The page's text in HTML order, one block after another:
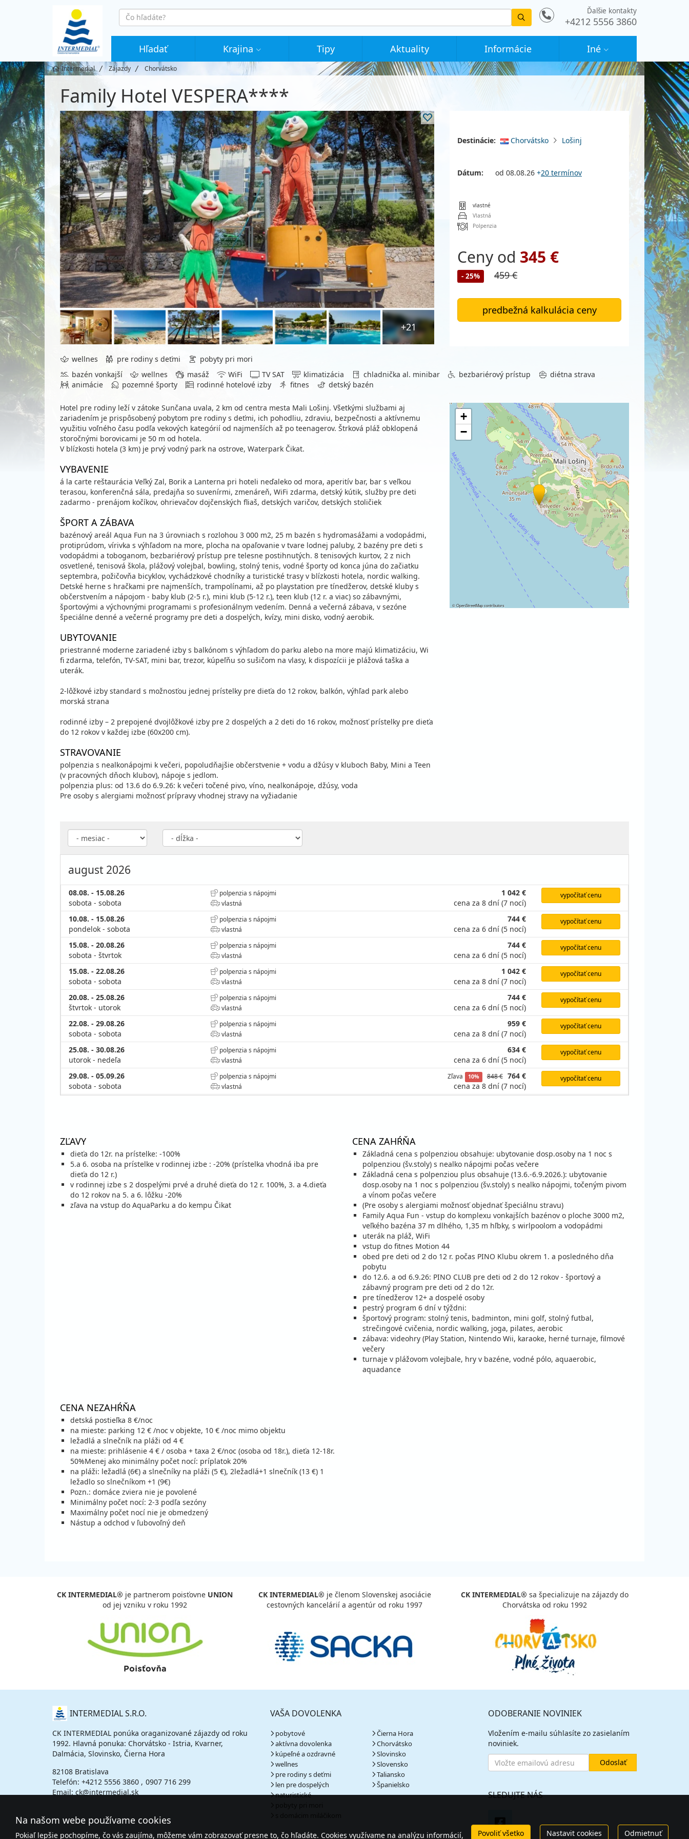
co
hledáte
Vyhledat
Ďalšie kontakty
+4212 5556 3860
Hľadať Krajina Tipy Aktuality Informácie Iné
Intermedial Zájazdy Chorvátsko
Family Hotel VESPERA****
Destinácie: Chorvátsko Lošinj
Dátum: od 08.08.26 +20 termínov
vlastné
Vlastná
Polpenzia
Ceny od 345 €
- 25% 459 €
predbežná kalkulácia ceny
+21
wellnes pre rodiny s deťmi
pobyty pri mori
bazén vonkajší
wellnes masáž WiFi TV SAT klimatizácia chladnička al. minibar bezbariérový prístup
diétna strava
animácie
pozemné športy rodinné hotelové izby fitnes detský bazén
Hotel pre rodiny leží v zátoke Sunčana uvala, 2 km od centra mesta Mali Lošinj. Všetkými službami aj
zariadením je prispôsobený pobytom pre rodiny s deťmi, ich pohodliu, zdraviu, bezpečnosti a aktívnemu
využitiu voľného času podľa vekových kategórií od najmenších až po teenagerov. Štrková pláž obklopená
storočnými borovicami je 50 m od hotela.
V blízkosti hotela (3 km) je prvý vodný park na ostrove, Waterpark Čikat.
VYBAVENIE
á la carte reštaurácia Veľký Zal, Borik a Lanterna pri hoteli neďaleko od mora, aperitív bar, bar s veľkou
terasou, konferenčná sála, predajňa so suvenírmi, zmenáreň, WiFi zdarma, detský kútik, služby pre deti
zadarmo - prenájom kočíkov, ohrievačov dojčenských fliaš, detských varičov, detských stoličiek
ŠPORT A ZÁBAVA
bazénový areál Aqua Fun na 3 úrovniach s rozlohou 3 000 m2, 25 m bazén s hydromasážami a vodopádmi,
protiprúdom, vírivka s výhľadom na more, plocha na opaľovanie v tvare lodnej paluby, 2 bazény pre deti s
vodopádmi a toboganom, bezbariérový prístup pre telesne postihnutých. 8 tenisových kurtov, 2 z nich
osvetlené, tenisová škola, plážový volejbal, bowling, stolný tenis, vodné športy od konca júna do začiatku
septembra, požičovňa bicyklov, vychádzkové chodníky a turistické trasy v blízkosti hotela, nordic walking.
Detské herne s hračkami pre najmenších, trampolínami, až po playstation pre tínedžerov, detské kluby s
občerstvením a nápojom - baby klub (2-5 r.), mini klub (5-12 r.), teen klub (12 r. a viac) so zábavnými,
športovými a výchovnými programami s profesionálnym vedením. Denná a večerná zábava, v sezóne
špeciálne denné a večerné programy pre deti a dospelých, kvízy, mini disko, vodný aerobik.
UBYTOVANIE
priestranné moderne zariadené izby s balkónom s výhľadom do parku alebo na more majú klimatizáciu, Wi
fi zdarma, telefón, TV-SAT, mini bar, trezor, kúpeľňu so sušičom na vlasy, k dispozícii je plážová taška a
uterák.
2-lôžkové izby standard s možnosťou jednej prístelky pre dieťa do 12 rokov, balkón, výhľad park alebo
morská strana
rodinné izby – 2 prepojené dvojlôžkové izby pre 2 dospelých a 2 deti do 16 rokov, možnosť prístelky pre dieťa
do 12 rokov v každej izbe (60x200 cm).
STRAVOVANIE
polpenzia s nealkonápojmi k večeri, popoludňajšie občerstvenie + vodu a džúsy v kluboch Baby, Mini a Teen
(v pracovných dňoch klubov), nápoje s jedlom.
polpenzia plus: od 13.6 do 6.9.26: k večeri točené pivo, víno, nealkonápoje, džúsy, voda
Pre osoby s alergiami možnosť prípravy vhodnej stravy na vyžiadanie
+
−
©OpenStreetMapcontributors
august 2026
08.08. - 15.08.26
sobota - sobota
polpenzia s nápojmi
vlastná
1 042 €
cena za 8 dní (7 nocí)
vypočítať cenu
10.08. - 15.08.26
pondelok - sobota
polpenzia s nápojmi
vlastná
744 €
cena za 6 dní (5 nocí)
vypočítať cenu
15.08. - 20.08.26
sobota - štvrtok
polpenzia s nápojmi
vlastná
744 €
cena za 6 dní (5 nocí)
vypočítať cenu
15.08. - 22.08.26
sobota - sobota
polpenzia s nápojmi
vlastná
1 042 €
cena za 8 dní (7 nocí)
vypočítať cenu
20.08. - 25.08.26
štvrtok - utorok
polpenzia s nápojmi
vlastná
744 €
cena za 6 dní (5 nocí)
vypočítať cenu
22.08. - 29.08.26
sobota - sobota
polpenzia s nápojmi
vlastná
959 €
cena za 8 dní (7 nocí)
vypočítať cenu
25.08. - 30.08.26
utorok - nedeľa
polpenzia s nápojmi
vlastná
634 €
cena za 6 dní (5 nocí)
vypočítať cenu
29.08. - 05.09.26
sobota - sobota
polpenzia s nápojmi
vlastná
Zľava 10% 848 € 764 €
cena za 8 dní (7 nocí)
vypočítať cenu
september 2026
04.09. - 09.09.26
piatok - streda
polpenzia s nápojmi
vlastná
Zľava 15% 547 € 465 €
cena za 6 dní (5 nocí)
vypočítať cenu
05.09. - 12.09.26
sobota - sobota
polpenzia s nápojmi
Zľava 15% 701 €
596 €
vypočítať cenu
09.09. - 14.09.26
Zľava 15%
391 €
cena za 6 dní (5 nocí)
vypočítať cenu
Zľava
cena za 6 dní (5 nocí)
Zľava 15% 459 €
cena za 6 dní (5 nocí)
Zľava 20% 643 € 515 €
cena za 8 dní (7 nocí)
vypočítať cenu
Zľava 25% 459 €
345 €
vypočítať cenu
utorok - nedeľa
október 2026
04.10. - 09.10.26
nedeľa - piatok
polpenzia s nápojmi
vlastná
ZĽAVY
dieťa do 12r. na prístelke: -100%
5.a 6. osoba na prístelke v rodinnej izbe : -20% (prístelka vhodná iba pre
dieťa do 12 r.)
v rodinnej izbe s 2 dospelými prvé a druhé dieťa do 12 r. 100%, 3. a 4.dieťa
do 12 rokov na 5. a 6. lôžku -20%
zľava na vstup do AquaParku a do kempu Čikat
CENA ZAHŔŇA
Základná cena s polpenziou obsahuje: ubytovanie dosp.osoby na 1 noc s
polpenziou (šv.stoly) s nealko nápojmi počas večere
Základná cena s polpenziou plus obsahuje (13.6.-6.9.2026.): ubytovanie
dosp.osoby na 1 noc s polpenziou (šv.stoly) s nealko nápojmi, točeným pivom
a vínom počas večere
(Pre osoby s alergiami možnosť objednať špeciálnu stravu)
Family Aqua Fun - vstup do komplexu vonkajších bazénov o ploche 3000 m2,
veľkého bazéna 37 m dlhého, 1,35 m hľbky, s wirlpoolom a vodopádmi
uterák na pláž, WiFi
vstup do fitnes Motion 44
obed pre deti od 2 do 12 r. počas PINO Klubu okrem 1. a posledného dňa
pobytu
do 12.6. a od 6.9.26: PINO CLUB pre deti od 2 do 12 rokov - športový a
zábavný program pre deti od 2 do 12r.
pre tínedžerov 12+ a dospelé osoby
pestrý program 6 dní v týždni:
športový program: stolný tenis, badminton, mini golf, stolný futbal,
strečingové cvičenia, nordic walking, joga, pilates, aerobic
zábava: videohry (Play Station, Nintendo Wii, karaoke, herné turnaje, filmové
večery
turnaje v plážovom volejbale, hry v bazéne, vodné pólo, aquaerobic,
aquadance
CENA NEZAHŔŇA
detská postieľka 8 €/noc
na mieste: parking 12 € /noc v objekte, 10 € /noc mimo objektu
ležadlá a slnečník na pláži od 4 €
na mieste: prihlásenie 4 € / osoba + taxa 2 €/noc (osoba od 18r.), dieťa 12-18r.
50%Menej ako minimálny počet nocí: príplatok 20%
na pláži: ležadlá (6€) a slnečníky na pláži (5 €), 2ležadlá+1 slnečník (13 €) 1
ležadlo so slnečníkom +1 (9€)
Pozn.: domáce zviera nie je povolené
Minimálny počet nocí: 2-3 podľa sezóny
Maximálny počet nocí nie je obmedzený
Nástup a odchod v ľubovoľný deň
CK INTERMEDIAL® je partnerom poisťovne UNION
od jej vzniku v roku 1992
CK INTERMEDIAL® je členom Slovenskej asociácie
cestovných kancelárií a agentúr od roku 1997
CK INTERMEDIAL® sa špecializuje na zájazdy do
Chorvátska od roku 1992
O
NÁS INTERMEDIAL S.R.O.
CK INTERMEDIAL ponúka oraganizované zájazdy od roku
1992. Hlavná ponuka: Chorvátsko - Istria, Kvarner,
Dalmácia, Slovinsko, Čierna Hora
82108 Bratislava
Telefón: +4212 5556 3860
0907 716 299
Email: ck@intermedial.sk
VAŠA DOVOLENKA
pobytové
aktívna dovolenka
kúpeľné a ozdravné
wellnes
pre rodiny s deťmi
len pre dospelých
naturistické
Čierna Hora
Chorvátsko
Slovinsko
Slovensko
Taliansko
Španielsko
ODOBERANIE NOVINIEK
Vložením e-mailu súhlasíte zo zasielaním
noviniek.
SLEDUJTE NÁS
Na našom webe používame cookies
Pokiaľ lepšie pochopíme, čo vás zaujíma, môžeme vám zobrazovať presne to, čo hľadáte. Cookies využívame na analýzu informácií, Povoliť všetko Nastavit cookies Odmietnuť